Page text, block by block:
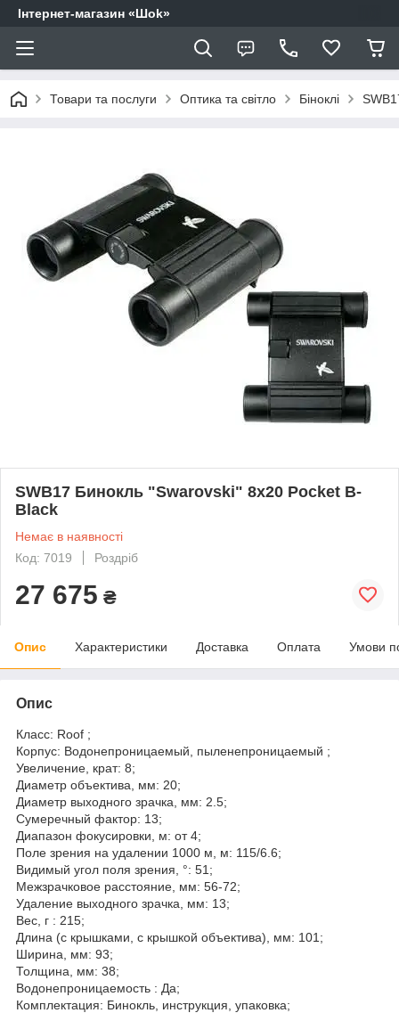
Інтернет-магазин «Шоk»
Товари та послуги Оптика та світло Біноклі
SWB17 Бинокль "Swarovski" 8х20 Pocket B-
Black
Немає в наявності
Код: 7019
Роздріб
27 675 ₴
Опис Характеристики Доставка Оплата Умови
Опис
Класс: Roof ;
Корпус: Водонепроницаемый, пыленепроницаемый ;
Увеличение, крат: 8;
Диаметр объектива, мм: 20;
Диаметр выходного зрачка, мм: 2.5;
Сумеречный фактор: 13;
Диапазон фокусировки, м: от 4;
Поле зрения на удалении 1000 м, м: 115/6.6;
Видимый угол поля зрения, °: 51;
Межзрачковое расстояние, мм: 56-72;
Удаление выходного зрачка, мм: 13;
Вес, г : 215;
Длина (с крышками, с крышкой объектива), мм: 101;
Ширина, мм: 93;
Толщина, мм: 38;
Водонепроницаемость : Да;
Комплектация: Бинокль, инструкция, упаковка;